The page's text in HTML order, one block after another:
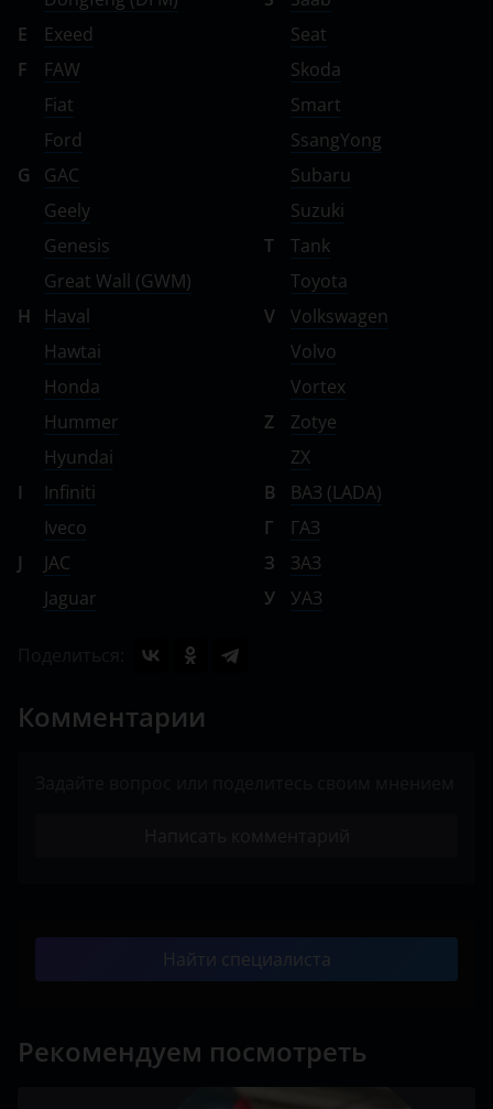
E
Exeed
F
FAW
Fiat
Ford
G
GAC
Geely
Genesis
Great Wall (GWM)
H
Haval
Hawtai
Honda
Hummer
Hyundai
I
Infiniti
Iveco
J
JAC
Jaguar
Seat
Skoda
Smart
SsangYong
Subaru
Suzuki
T
Tank
Toyota
V
Volkswagen
Volvo
Vortex
Z
Zotye
ZX
В
ВАЗ (LADA)
Г
ГАЗ
З
ЗАЗ
У
УАЗ
Комментарии
Найти специалиста
Рекомендуем посмотреть